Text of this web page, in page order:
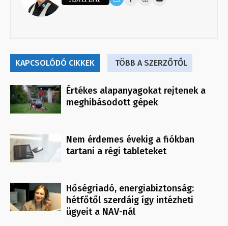
KAPCSOLÓDÓ CIKKEK TÖBB A SZERZŐTŐL
Értékes alapanyagokat rejtenek a
meghibásodott gépek
Nem érdemes évekig a fiókban
tartani a régi tableteket
Hőségriadó, energiabiztonság:
hétfőtől szerdáig így intézheti
ügyeit a NAV-nál